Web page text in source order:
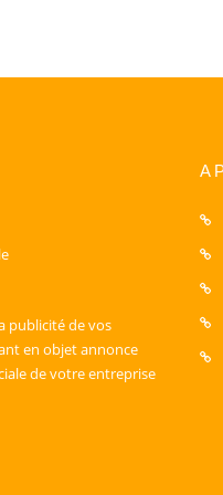
publicité de vos
en objet annonce
de votre entreprise
A